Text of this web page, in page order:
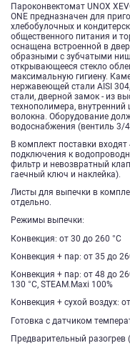
Пароконвектомат UNOX
ONE предназначен для
хлебобулочных и
общественного питания и
оснащена встроенной в
образными с зубчатыми
открывающееся стекло
максимальную гигиену.
нержавеющей стали AISI
стали, дверной замок - из
технополимера, внутренний
волокна. Оборудование
водоснабжения (вентиль 3/
В комплект поставки
подключения к
фильтр и невозвратный
гаечный ключ и наклейка).
Листы для выпечки в
отдельно.
Режимы выпечки:
Конвекция: от 30 до 260 °C
Конвекция + пар: от 35 до
Конвекция + пар: от 48 до
130 °C, STEAM.Maxi 100%
Конвекция + сухой воздух:
Готовка с датчиком
Предварительный